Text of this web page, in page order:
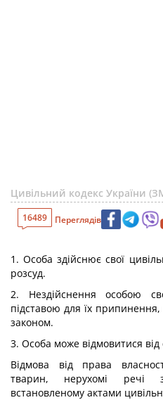
Цивільний кодекс України
16489 Переглядів
1. Особа здійснює свої
розсуд.
2. Нездійснення особою
підставою для їх
законом.
3. Особа може відмовитися
Відмова від права
тварин, нерухомі речі
встановленому актами